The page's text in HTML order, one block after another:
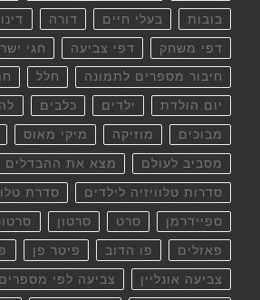
בובות בעלי חיים דורה
דפי משחק דפי צביעה חגי
חיבור מספרים לתמונה חלל
יום הולדת ילדים כלבים
מבוכים מוזיקה מיקי מאוס
מסביב לעולם מצא את ההבדלים
סדרות טלוויזיה לילדים סדרת
ספיידרמן סרט סרטון
פאזלים פו הדוב פיטר פן
צביעה אונליין צביעה לפי מספרים